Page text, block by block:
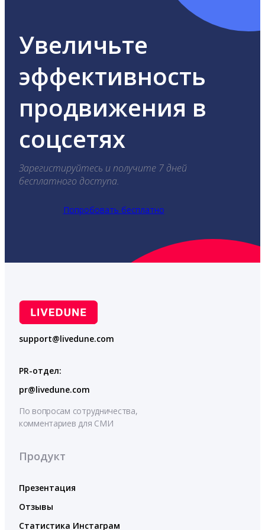
Увеличьте
эффективность
продвижения в
соцсетях
Зарегистируйтесь и получите 7 дней
бесплатного доступа.
Попробовать бесплатно
support@livedune.com
PR-отдел:
pr@livedune.com
По вопросам сотрудничества,
комментариев для СМИ
Продукт
Презентация
Отзывы
Статистика Инстаграм